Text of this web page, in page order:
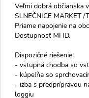
Veľmi dobrá občianska
SLNEČNICE MARKET /
Priame napojenie na
Dostupnosť MHD.
Dispozičné riešenie:
- vstupná chodba so
- kúpeľňa so
- izba s predprípravou
loggiu